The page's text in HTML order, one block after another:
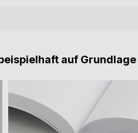
auf